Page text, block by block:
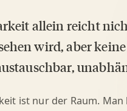
allein reicht
wird, aber
ist nur der Raum.